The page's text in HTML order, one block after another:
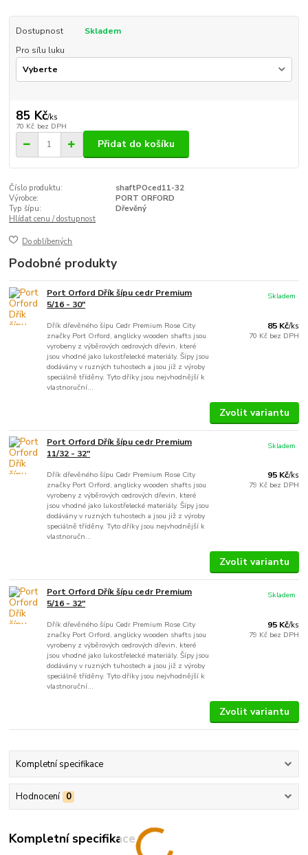
Dostupnost
Skladem
Pro sílu luku
85 Kč/ks
70 Kč bez DPH
Přidat do košíku
Číslo produktu:
shaftPOced11-32
Výrobce:
PORT ORFORD
Typ šípu:
Dřevěný
Hlídat cenu / dostupnost
Do oblíbených
Podobné produkty
Port Orford Dřík šípu cedr Premium
5/16 - 30"
Dřík dřevěného šípu Cedr Premium Rose City
značky Port Orford, anglicky wooden shafts jsou
vyrobeny z výběrových cedrových dřevin, které
jsou vhodné jako lukostřelecké materiály. Šípy jsou
dodávány v ruzných tuhostech a jsou již z výroby
speciálně tříděny. Tyto dříky jsou nejvhodnější k
vlastnoruční...
85 Kč/ks
70 Kč bez DPH
Skladem
Zvolit variantu
Port Orford Dřík šípu cedr Premium
11/32 - 32"
Dřík dřevěného šípu Cedr Premium Rose City
značky Port Orford, anglicky wooden shafts jsou
vyrobeny z výběrových cedrových dřevin, které
jsou vhodné jako lukostřelecké materiály. Šípy jsou
dodávány v ruzných tuhostech a jsou již z výroby
speciálně tříděny. Tyto dříky jsou nejvhodnější k
vlastnoručn...
95 Kč/ks
79 Kč bez DPH
Skladem
Zvolit variantu
Port Orford Dřík šípu cedr Premium
5/16 - 32"
Dřík dřevěného šípu Cedr Premium Rose City
značky Port Orford, anglicky wooden shafts jsou
vyrobeny z výběrových cedrových dřevin, které
jsou vhodné jako lukostřelecké materiály. Šípy jsou
dodávány v ruzných tuhostech a jsou již z výroby
speciálně tříděny. Tyto dříky jsou nejvhodnější k
vlastnoruční...
95 Kč/ks
79 Kč bez DPH
Skladem
Zvolit variantu
Kompletní specifikace
Hodnocení 0
Kompletní specifikace